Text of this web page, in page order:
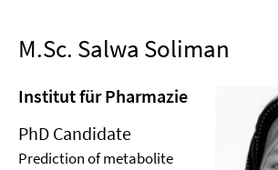
M.Sc. Salwa Soliman
Institut für Pharmazie
PhD Candidate
Prediction of metabolite